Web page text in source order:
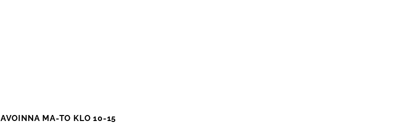
AVOINNA MA-TO KLO 10-15